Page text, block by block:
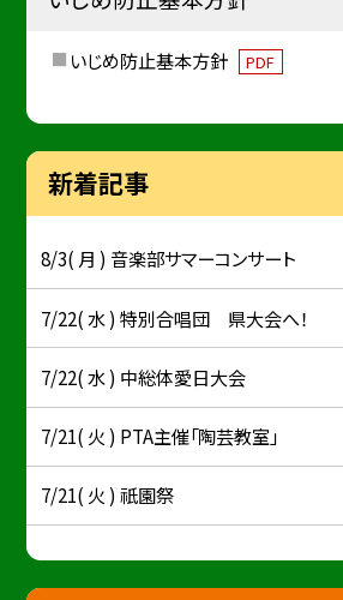
いじめ防止基本方針 PDF
新着記事
8/3( 月 ) 音楽部サマーコンサート
7/22( 水 ) 特別合唱団 県大会へ！
7/22( 水 ) 中総体愛日大会
7/21( 火 ) PTA主催「陶芸教室」
7/21( 火 ) 祇園祭